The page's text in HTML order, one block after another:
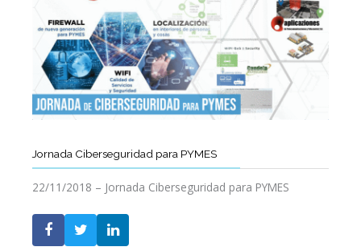
Jornada Ciberseguridad para PYMES
22/11/2018 – Jornada Ciberseguridad para PYMES